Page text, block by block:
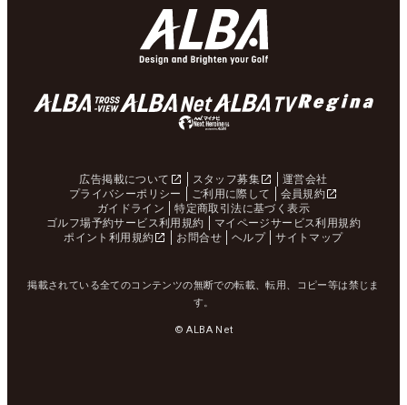
広告掲載について スタッフ募集
運営会社
プライバシーポリシー
ご利用に際して
会員規約
ガイドライン
特定商取引法に基づく表示
ゴルフ場予約サービス利用規約
マイページサービス利用規約
ポイント利用規約
お問合せ ヘルプ サイトマップ
掲載されている全てのコンテンツの無断での転載、転用、コピー等は禁じま
す。
© ALBA Net